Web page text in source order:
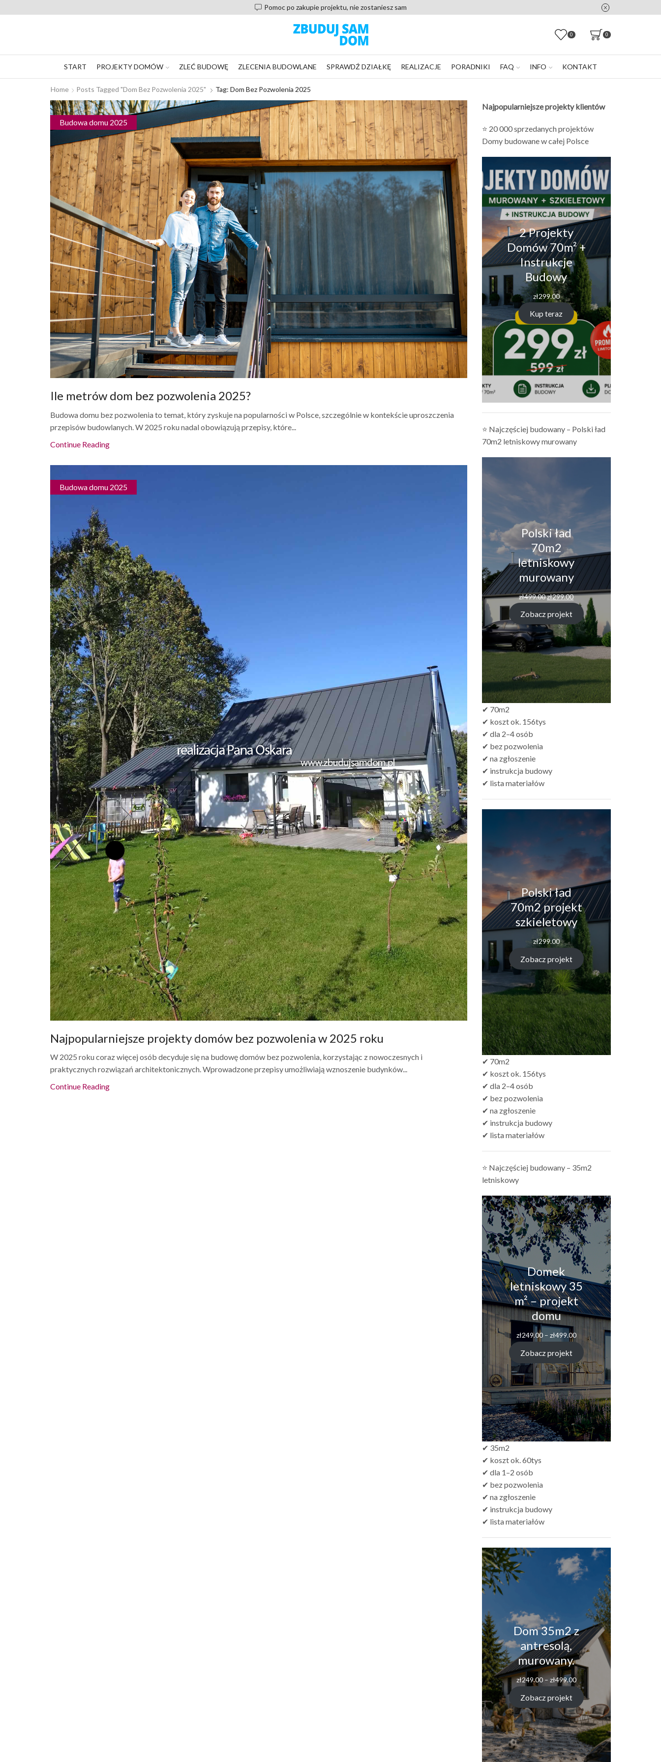
Pomoc po zakupie projektu, nie zostaniesz sam
0 0
START PROJEKTY DOMÓW ZLEĆ BUDOWĘ ZLECENIA BUDOWLANE SPRAWDŹ DZIAŁKĘ REALIZACJE PORADNIKI FAQ INFO KONTAKT
Home Posts Tagged "dom Bez Pozwolenia 2025" Tag: Dom Bez Pozwolenia 2025
Budowa domu 2025
Ile metrów dom bez pozwolenia 2025?
Budowa domu bez pozwolenia to temat, który zyskuje na popularności w Polsce, szczególnie w kontekście uproszczenia
przepisów budowlanych. W 2025 roku nadal obowiązują przepisy, które...
Continue Reading
Budowa domu 2025
Najpopularniejsze projekty domów bez pozwolenia w 2025 roku
W 2025 roku coraz więcej osób decyduje się na budowę domów bez pozwolenia, korzystając z nowoczesnych i
praktycznych rozwiązań architektonicznych. Wprowadzone przepisy umożliwiają wznoszenie budynków...
Continue Reading
Najpopularniejsze projekty klientów
⭐ 20 000 sprzedanych projektów
Domy budowane w całej Polsce
2 Projekty
Domów 70m² +
Instrukcje
Budowy
zł299.00
Kup teraz
⭐ Najczęściej budowany – Polski ład
70m2 letniskowy murowany
Polski ład
70m2
letniskowy
murowany
zł499.00Pierwotna
cena
wynosiła:
zł499.00.
zł299.00Aktualna
cena
wynosi:
zł299.00.
Zobacz projekt
✔ 70m2
✔ koszt ok. 156tys
✔ dla 2–4 osób
✔ bez pozwolenia
✔ na zgłoszenie
✔ instrukcja budowy
✔ lista materiałów
Polski ład
70m2 projekt
szkieletowy
zł299.00
Zobacz projekt
✔ 70m2
✔ koszt ok. 156tys
✔ dla 2–4 osób
✔ bez pozwolenia
✔ na zgłoszenie
✔ instrukcja budowy
✔ lista materiałów
⭐ Najczęściej budowany – 35m2
letniskowy
Domek
letniskowy 35
m² – projekt
domu
zł249.00 – zł499.00Zakres
cen:
od
zł249.00
do
zł499.00
Zobacz projekt
✔ 35m2
✔ koszt ok. 60tys
✔ dla 1–2 osób
✔ bez pozwolenia
✔ na zgłoszenie
✔ instrukcja budowy
✔ lista materiałów
Dom 35m2 z
antresolą,
murowany.
zł249.00 – zł499.00Zakres
cen:
od
zł249.00
do
zł499.00
Zobacz projekt